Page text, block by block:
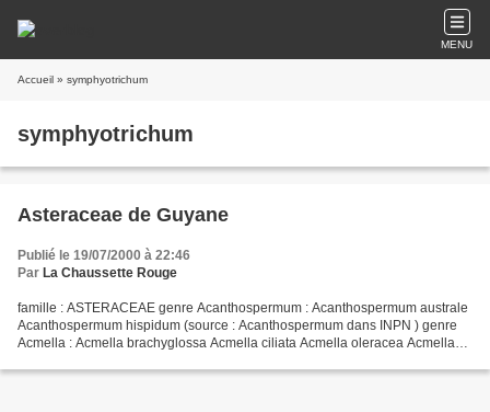
MENU
Accueil » symphyotrichum
symphyotrichum
Asteraceae de Guyane
Publié le 19/07/2000 à 22:46
Par La Chaussette Rouge
famille : ASTERACEAE genre Acanthospermum : Acanthospermum australe
Acanthospermum hispidum (source : Acanthospermum dans INPN ) genre
Acmella : Acmella brachyglossa Acmella ciliata Acmella oleracea Acmella